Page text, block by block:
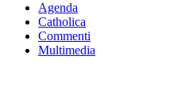
Agenda
Catholica
Commenti
Multimedia